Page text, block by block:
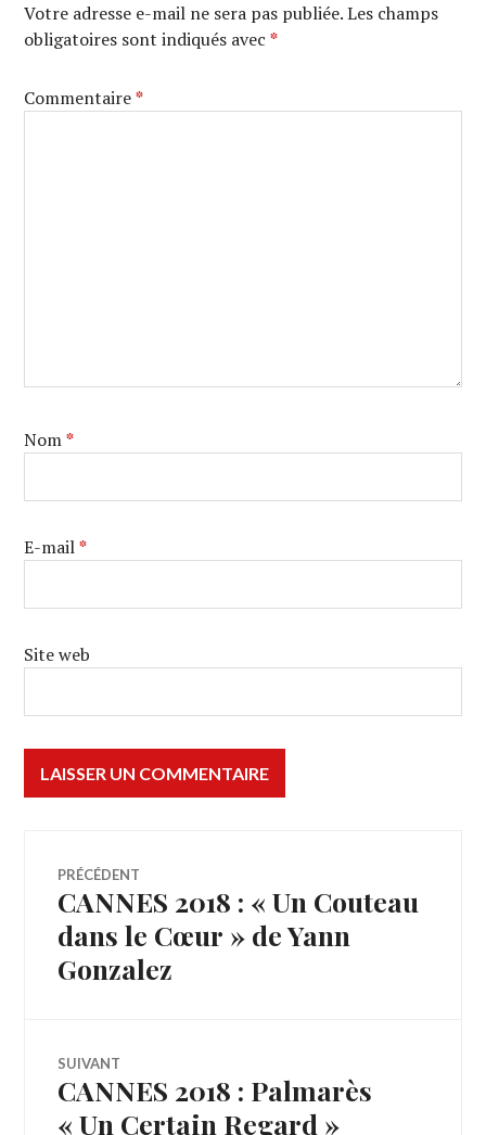
Votre adresse e-mail ne sera pas publiée. Les champs
obligatoires sont indiqués avec*
Commentaire*
Nom*
E-mail*
Site web
Navigation
de
l’article
PRÉCÉDENT
Article
précédent :
CANNES 2018 : « Un Couteau
dans le Cœur » de Yann
Gonzalez
SUIVANT
Article
Suivant:
CANNES 2018 : Palmarès
« Un Certain Regard »